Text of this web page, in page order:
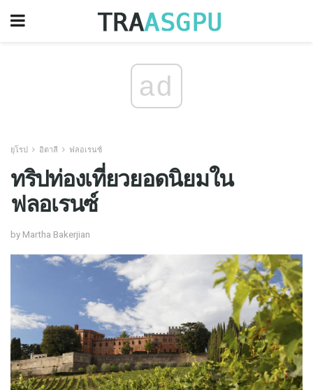
ad
ยุโรป อิตาลี ฟลอเรนซ์
ทริปท่องเที่ยวยอดนิยมใน
ฟลอเรนซ์
by Martha Bakerjian